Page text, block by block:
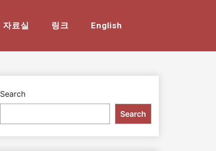
자료실 링크 English
Search
Search